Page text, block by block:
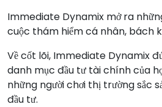
Immediate Dynamix mở ra
cuộc thám hiểm cá nhân, bách
Về cốt lõi, Immediate Dynamix
danh mục đầu tư tài chính của
những người chơi thị trường sắc
đầu tư.